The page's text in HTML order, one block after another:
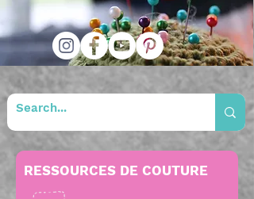
RESSOURCES DE COUTURE